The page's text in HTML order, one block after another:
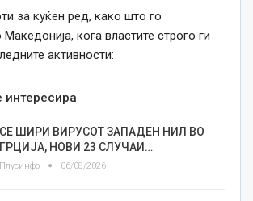
за куќен ред, како што го
кога властите строго ги
активности:
СЕ ШИРИ ВИРУСОТ ЗАПАДЕН НИЛ ВО
ГРЦИЈА, НОВИ 23 СЛУЧАИ…
Плусинфо 06/08/2026